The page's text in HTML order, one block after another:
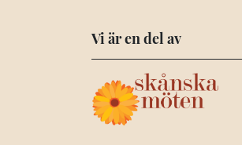
Vi är en del av